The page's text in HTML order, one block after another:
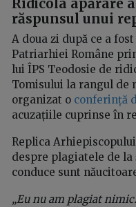
răspunsul unui
A doua zi după ce a
Patriarhiei Române
lui ÎPS Teodosie de
Tomisului la rangul de
organizat o conferință
acuzațiile cuprinse în
Replica
despre plagiatele de la
conduce sunt
„Eu nu am plagiat